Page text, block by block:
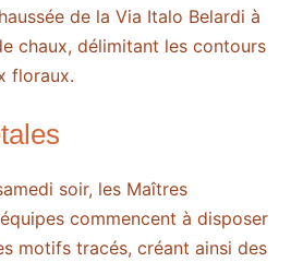
de la Via Italo Belardi à
chaux, délimitant les contours
floraux.
soir, les Maîtres
commencent à disposer
motifs tracés, créant ainsi des